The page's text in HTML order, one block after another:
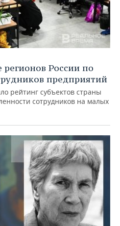
регионов России по
предприятий
рейтинг субъектов страны
сотрудников на малых